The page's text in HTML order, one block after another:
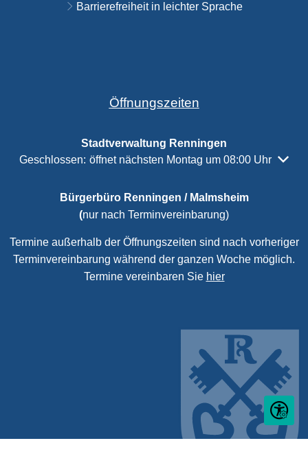
Barrierefreiheit in leichter Sprache
Öffnungszeiten
Stadtverwaltung Renningen
Klicken, um weitere Öffnungs- oder Schließzeiten
Geschlossen: öffnet nächsten Montag um 08:00 Uhr
Bürgerbüro Renningen / Malmsheim
(nur nach Terminvereinbarung)
Termine außerhalb der Öffnungszeiten sind nach vorheriger
Terminvereinbarung während der ganzen Woche möglich.
Termine vereinbaren Sie hier
Seite